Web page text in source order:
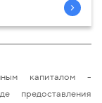
капиталом -
предоставления